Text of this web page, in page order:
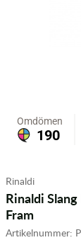
Styren &
Trialdäck
Sprayer
Övriga
Fjädring
Kyl- &
Rinaldi
Rinaldi
Fram
Artikelnummer: